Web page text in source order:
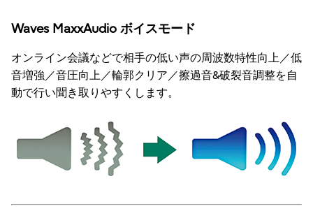
Waves MaxxAudio ボイスモード
オンライン会議などで相手の低い声の周波数特性向上／低
音増強／音圧向上／輪郭クリア／擦過音&破裂音調整を自
動で行い聞き取りやすくします。